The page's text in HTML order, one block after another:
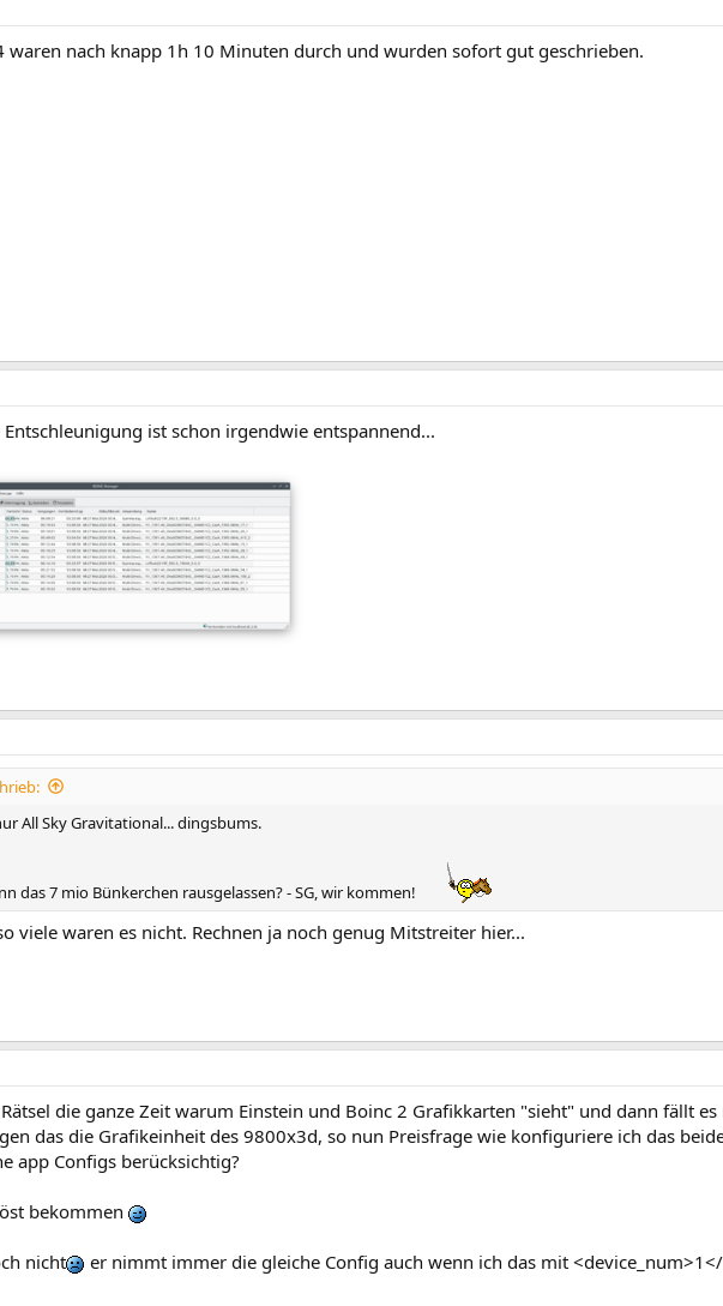
waren nach knapp 1h 10 Minuten durch und wurden sofort gut geschrieben.
Entschleunigung ist schon irgendwie entspannend...
All Sky Gravitational... dingsbums.
das 7 mio Bünkerchen rausgelassen? - SG, wir kommen!
viele waren es nicht. Rechnen ja noch genug Mitstreiter hier...
die ganze Zeit warum Einstein und Boinc 2 Grafikkarten "sieht" und dann fällt
das die Grafikeinheit des 9800x3d, so nun Preisfrage wie konfiguriere ich das
app Configs berücksichtig?
bekommen
nicht
er nimmt immer die gleiche Config auch wenn ich das mit